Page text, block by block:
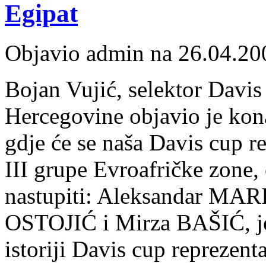
Egipat
Objavio admin na
Bojan Vujić, selektor
Hercegovine objavio je
gdje će se naša Davis cup
III grupe Evroafričke zone,
nastupiti: Aleksandar
OSTOJIĆ i Mirza BAŠIĆ,
istoriji Davis cup